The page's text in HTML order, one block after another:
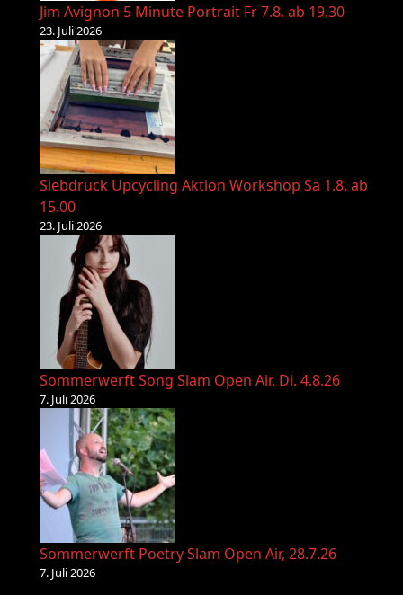
Jim Avignon 5 Minute Portrait Fr 7.8. ab 19.30
23. Juli 2026
Siebdruck Upcycling Aktion Workshop Sa 1.8. ab
15.00
23. Juli 2026
Sommerwerft Song Slam Open Air, Di. 4.8.26
7. Juli 2026
Sommerwerft Poetry Slam Open Air, 28.7.26
7. Juli 2026